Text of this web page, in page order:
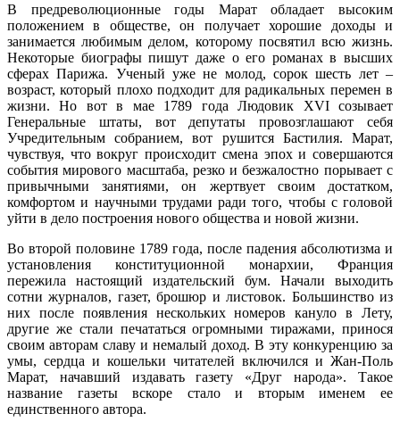
В предреволюционные годы Марат обладает высоким
положением в обществе, он получает хорошие доходы и
занимается любимым делом, которому посвятил всю жизнь.
Некоторые биографы пишут даже о его романах в высших
сферах Парижа. Ученый уже не молод, сорок шесть лет –
возраст, который плохо подходит для радикальных перемен в
жизни. Но вот в мае 1789 года Людовик XVI созывает
Генеральные штаты, вот депутаты провозглашают себя
Учредительным собранием, вот рушится Бастилия. Марат,
чувствуя, что вокруг происходит смена эпох и совершаются
события мирового масштаба, резко и безжалостно порывает с
привычными занятиями, он жертвует своим достатком,
комфортом и научными трудами ради того, чтобы с головой
уйти в дело построения нового общества и новой жизни.
Во второй половине 1789 года, после падения абсолютизма и
установления конституционной монархии, Франция
пережила настоящий издательский бум. Начали выходить
сотни журналов, газет, брошюр и листовок. Большинство из
них после появления нескольких номеров кануло в Лету,
другие же стали печататься огромными тиражами, принося
своим авторам славу и немалый доход. В эту конкуренцию за
умы, сердца и кошельки читателей включился и Жан-Поль
Марат, начавший издавать газету «Друг народа». Такое
название газеты вскоре стало и вторым именем ее
единственного автора.